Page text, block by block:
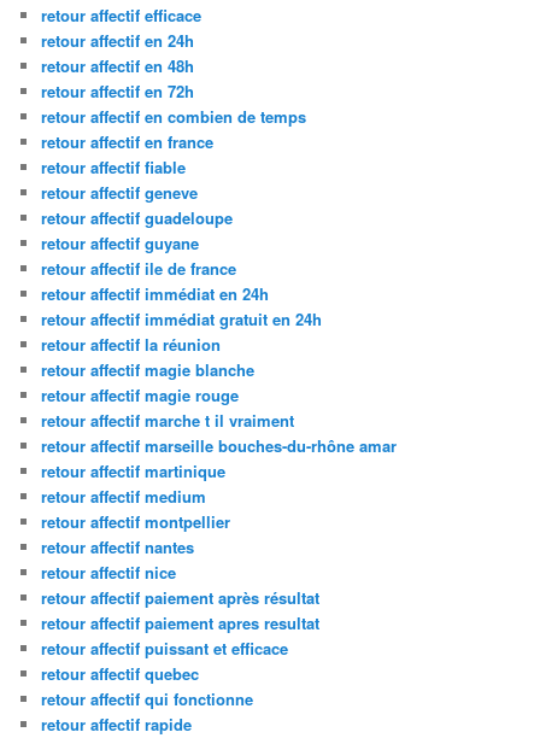
retour affectif efficace
retour affectif en 24h
retour affectif en 48h
retour affectif en 72h
retour affectif en combien de temps
retour affectif en france
retour affectif fiable
retour affectif geneve
retour affectif guadeloupe
retour affectif guyane
retour affectif ile de france
retour affectif immédiat en 24h
retour affectif immédiat gratuit en 24h
retour affectif la réunion
retour affectif magie blanche
retour affectif magie rouge
retour affectif marche t il vraiment
retour affectif marseille bouches-du-rhône amar
retour affectif martinique
retour affectif medium
retour affectif montpellier
retour affectif nantes
retour affectif nice
retour affectif paiement après résultat
retour affectif paiement apres resultat
retour affectif puissant et efficace
retour affectif quebec
retour affectif qui fonctionne
retour affectif rapide